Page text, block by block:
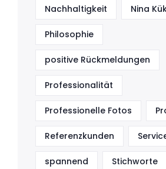
Nachhaltigkeit Nina
Philosophie
positive Rückmeldungen
Professionalität
Professionelle Fotos
Referenzkunden
spannend Stichworte